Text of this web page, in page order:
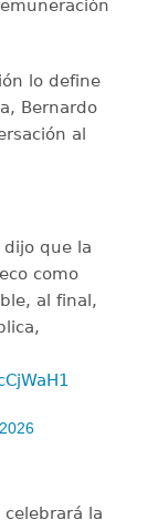
lo define
Bernardo
al
dijo que la
como
al final,
la